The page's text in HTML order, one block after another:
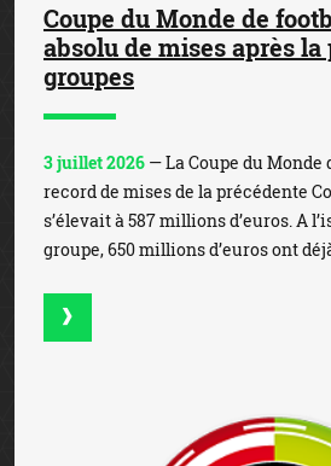
Coupe du Monde de
absolu de mises après la
groupes
3 juillet 2026 — La Coupe du Monde
record de mises de la précédente
s’élevait à 587 millions d’euros. A
groupe, 650 millions d’euros ont